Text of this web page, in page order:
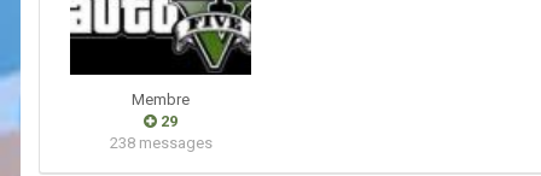
Membre
29
238 messages